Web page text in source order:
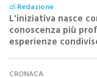
diRedazione
L'iniziativa nasce
conoscenza più
esperienze
CRONACA